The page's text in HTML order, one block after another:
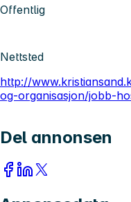
Offentlig
Nettsted
http://
og-organisasjon/jobb-
Del annonsen